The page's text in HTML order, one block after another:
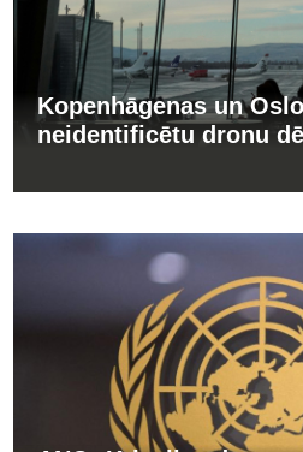
Kopenhāgenas un
neidentificētu dronu dēļ